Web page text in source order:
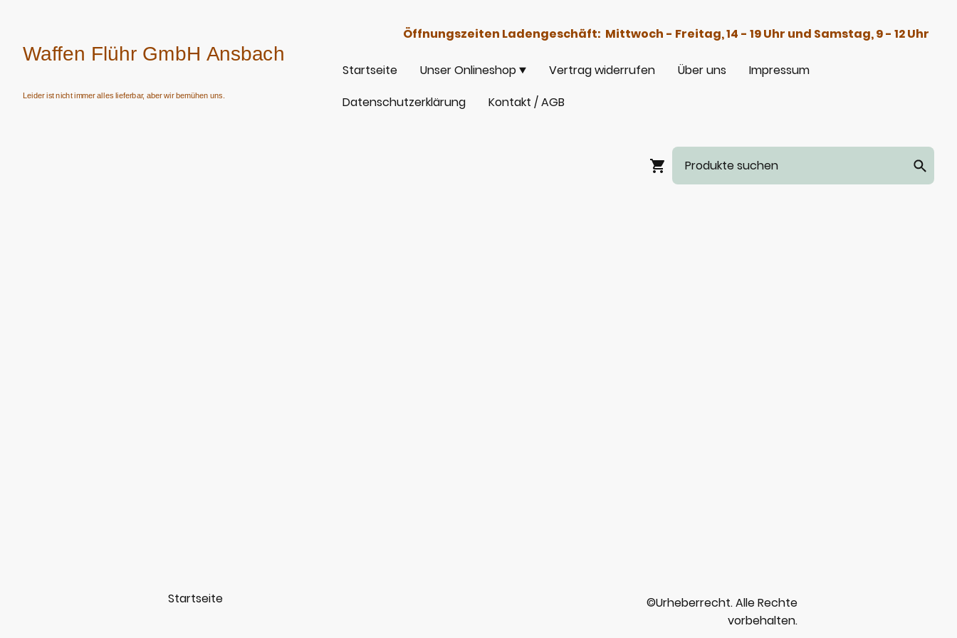
Waffen Flühr GmbH Ansbach
Leider ist nicht immer alles lieferbar, aber wir bemühen uns.
Öffnungszeiten Ladengeschäft: Mittwoch - Freitag, 14 - 19 Uhr und Samstag, 9 - 12 Uhr
Startseite Unser Onlineshop Vertrag widerrufen Über uns
Impressum
Datenschutzerklärung
Kontakt / AGB
Startseite
©Urheberrecht. Alle Rechte
vorbehalten.